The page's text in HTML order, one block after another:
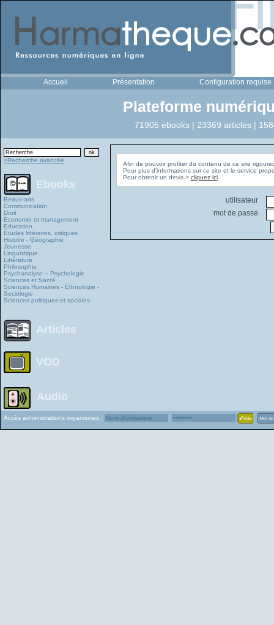
Accueil Présentation Configuration requise
Plateforme
71905 ebooks | 23369 articles |
>Recherche avancée
Ebooks
Beaux-arts
Communication
Droit
Economie et management
Education
Études littéraires, critiques
Histoire - Géographie
Jeunesse
Linguistique
Littérature
Philosophie
Psychanalyse – Psychologie
Sciences et Santé
Sciences Humaines - Ethnologie -
Sociologie
Sciences politiques et sociales
Articles
VOD
Audio
Afin de pouvoir profiter du contenu de ce site
Pour plus d'informations sur ce site et le service
Pour obtenir un devis > cliquez ici
utilisateur
mot de passe
Accès administrations organismes :